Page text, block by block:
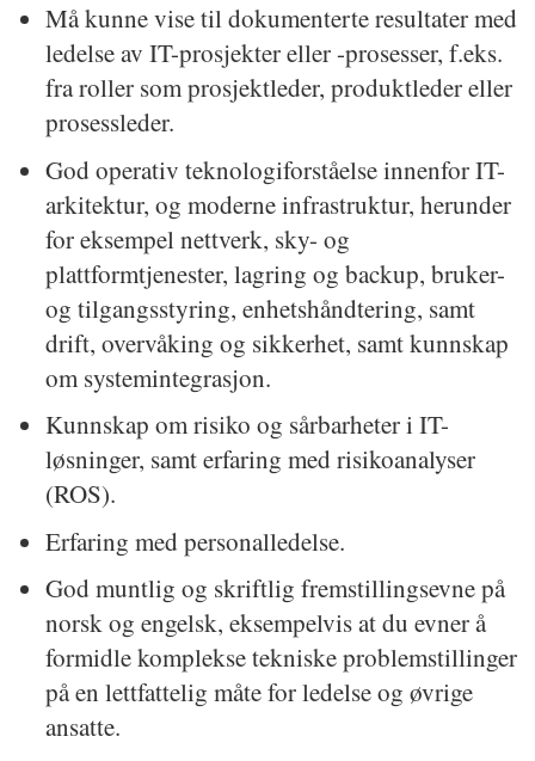
Må kunne vise til dokumenterte resultater med
ledelse av IT-prosjekter eller -prosesser, f.eks.
fra roller som prosjektleder, produktleder eller
prosessleder.
God operativ teknologiforståelse innenfor IT-
arkitektur, og moderne infrastruktur, herunder
for eksempel nettverk, sky- og
plattformtjenester, lagring og backup, bruker-
og tilgangsstyring, enhetshåndtering, samt
drift, overvåking og sikkerhet, samt kunnskap
om systemintegrasjon.
Kunnskap om risiko og sårbarheter i IT-
løsninger, samt erfaring med risikoanalyser
(ROS).
Erfaring med personalledelse.
God muntlig og skriftlig fremstillingsevne på
norsk og engelsk, eksempelvis at du evner å
formidle komplekse tekniske problemstillinger
på en lettfattelig måte for ledelse og øvrige
ansatte.